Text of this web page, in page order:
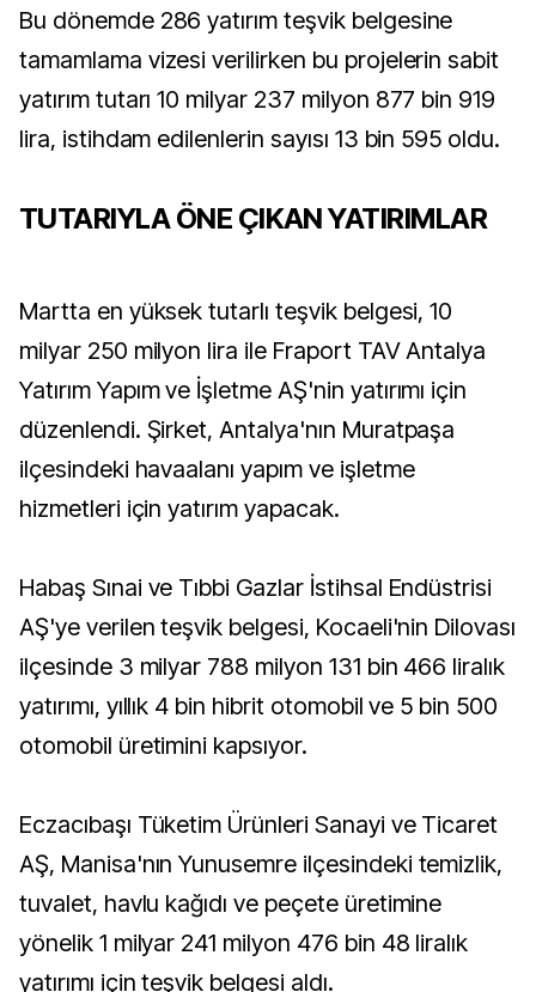
Bu dönemde 286 yatırım teşvik belgesine
tamamlama vizesi verilirken bu projelerin sabit
yatırım tutarı 10 milyar 237 milyon 877 bin 919
lira, istihdam edilenlerin sayısı 13 bin 595 oldu.
TUTARIYLA ÖNE ÇIKAN YATIRIMLAR
Martta en yüksek tutarlı teşvik belgesi, 10
milyar 250 milyon lira ile Fraport TAV Antalya
Yatırım Yapım ve İşletme AŞ'nin yatırımı için
düzenlendi. Şirket, Antalya'nın Muratpaşa
ilçesindeki havaalanı yapım ve işletme
hizmetleri için yatırım yapacak.
Habaş Sınai ve Tıbbi Gazlar İstihsal Endüstrisi
AŞ'ye verilen teşvik belgesi, Kocaeli'nin Dilovası
ilçesinde 3 milyar 788 milyon 131 bin 466 liralık
yatırımı, yıllık 4 bin hibrit otomobil ve 5 bin 500
otomobil üretimini kapsıyor.
Eczacıbaşı Tüketim Ürünleri Sanayi ve Ticaret
AŞ, Manisa'nın Yunusemre ilçesindeki temizlik,
tuvalet, havlu kağıdı ve peçete üretimine
yönelik 1 milyar 241 milyon 476 bin 48 liralık
yatırımı için teşvik belgesi aldı.